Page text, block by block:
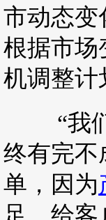
市动态变
根据市场
机调整计
“我们
终有完不
单，因为
足，给